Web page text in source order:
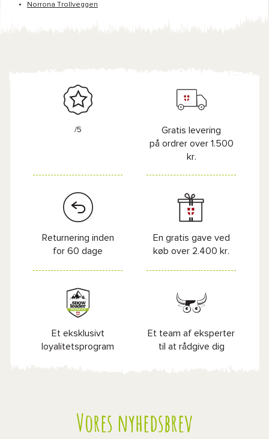
Norrona Trollveggen
/5
Gratis levering
på ordrer over 1.500
kr.
Returnering inden
for 60 dage
En gratis gave ved
køb over 2.400 kr.
Et eksklusivt
loyalitetsprogram
Et team af eksperter
til at rådgive dig
Vores nyhedsbrev